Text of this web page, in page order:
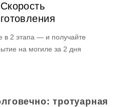
Скорость
в 2 этапа — и получайте
на могиле за 2 дня
тротуарная